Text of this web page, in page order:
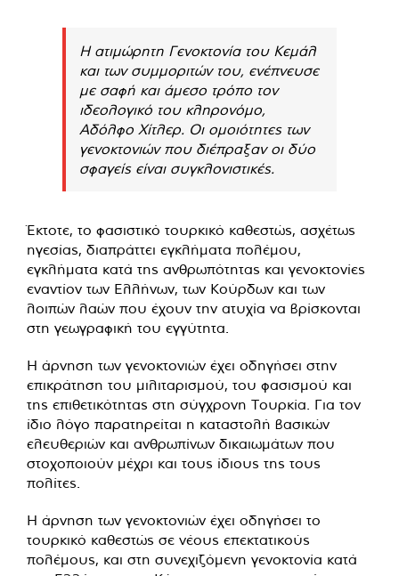
Η ατιμώρητη Γενοκτονία του Κεμάλ
και των συμμοριτών του, ενέπνευσε
με σαφή και άμεσο τρόπο τον
ιδεολογικό του κληρονόμο,
Αδόλφο Χίτλερ. Οι ομοιότητες των
γενοκτονιών που διέπραξαν οι δύο
σφαγείς είναι συγκλονιστικές.
Έκτοτε, το φασιστικό τουρκικό καθεστώς, ασχέτως
ηγεσίας, διαπράττει εγκλήματα πολέμου,
εγκλήματα κατά της ανθρωπότητας και γενοκτονίες
εναντίον των Ελλήνων, των Κούρδων και των
λοιπών λαών που έχουν την ατυχία να βρίσκονται
στη γεωγραφική του εγγύτητα.
Η άρνηση των γενοκτονιών έχει οδηγήσει στην
επικράτηση του μιλιταρισμού, του φασισμού και
της επιθετικότητας στη σύγχρονη Τουρκία. Για τον
ίδιο λόγο παρατηρείται η καταστολή βασικών
ελευθεριών και ανθρωπίνων δικαιωμάτων που
στοχοποιούν μέχρι και τους ίδιους της τους
πολίτες.
Η άρνηση των γενοκτονιών έχει οδηγήσει το
τουρκικό καθεστώς σε νέους επεκτατικούς
πολέμους, και στη συνεχιζόμενη γενοκτονία κατά